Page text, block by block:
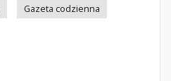
Gazeta codzienna